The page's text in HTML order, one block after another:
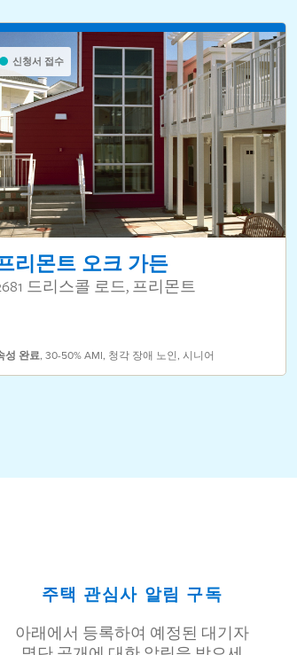
신청서 접수
리몬트 오크 가든
드리스콜 로드, 프리몬트
성 완료, 30-50% AMI, 청각 장애 노인, 시니어
주택 관심사 알림 구독
아래에서 등록하여 예정된 대기자